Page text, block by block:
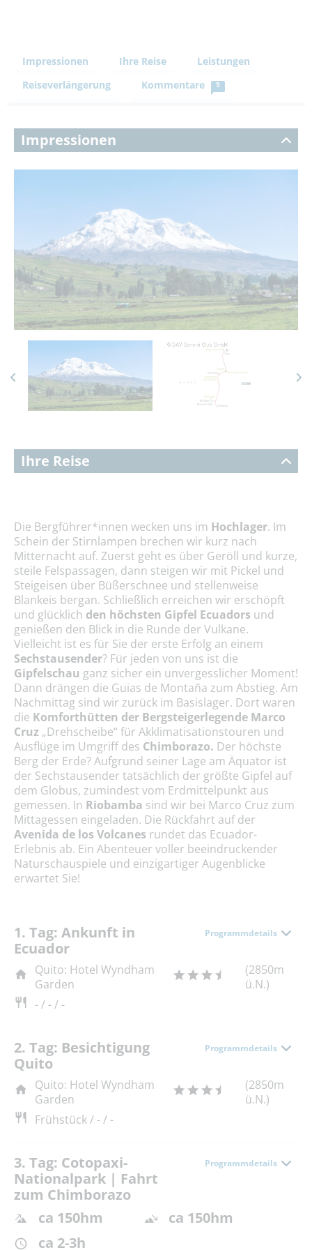
Impressionen Ihre Reise
Leistungen
Reiseverlängerung
Kommentare 5
Impressionen
Ihre Reise
Die Bergführer*innen wecken uns im Hochlager. Im
Schein der Stirnlampen brechen wir kurz nach
Mitternacht auf. Zuerst geht es über Geröll und kurze,
steile Felspassagen, dann steigen wir mit Pickel und
Steigeisen über Büßerschnee und stellenweise
Blankeis bergan. Schließlich erreichen wir erschöpft
und glücklich den höchsten Gipfel Ecuadors und
genießen den Blick in die Runde der Vulkane.
Vielleicht ist es für Sie der erste Erfolg an einem
Sechstausender? Für jeden von uns ist die
Gipfelschau ganz sicher ein unvergesslicher Moment!
Dann drängen die Guias de Montaña zum Abstieg. Am
Nachmittag sind wir zurück im Basislager. Dort waren
die Komforthütten der Bergsteigerlegende Marco
Cruz „Drehscheibe“ für Akklimatisationstouren und
Ausflüge im Umgriff des Chimborazo. Der höchste
Berg der Erde? Aufgrund seiner Lage am Äquator ist
der Sechstausender tatsächlich der größte Gipfel auf
dem Globus, zumindest vom Erdmittelpunkt aus
gemessen. In Riobamba sind wir bei Marco Cruz zum
Mittagessen eingeladen. Die Rückfahrt auf der
Avenida de los Volcanes rundet das Ecuador-
Erlebnis ab. Ein Abenteuer voller beeindruckender
Naturschauspiele und einzigartiger Augenblicke
erwartet Sie!
1. Tag: Ankunft in
Ecuador
Programmdetails
Quito: Hotel Wyndham
Garden
(2850m
ü.N.)
- / - / -
2. Tag: Besichtigung
Quito
Programmdetails
Quito: Hotel Wyndham
Garden
(2850m
ü.N.)
Frühstück / - / -
3. Tag: Cotopaxi-
Nationalpark | Fahrt
zum Chimborazo
Programmdetails
ca 150hm
ca 150hm
ca 2-3h